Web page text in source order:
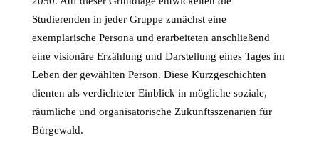
Studierenden in jeder Gruppe zunächst eine
exemplarische Persona und erarbeiteten anschließend
eine visionäre Erzählung und Darstellung eines Tages im
Leben der gewählten Person. Diese Kurzgeschichten
dienten als verdichteter Einblick in mögliche soziale,
räumliche und organisatorische Zukunftsszenarien für
Bürgewald.